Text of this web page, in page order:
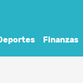
Finanzas